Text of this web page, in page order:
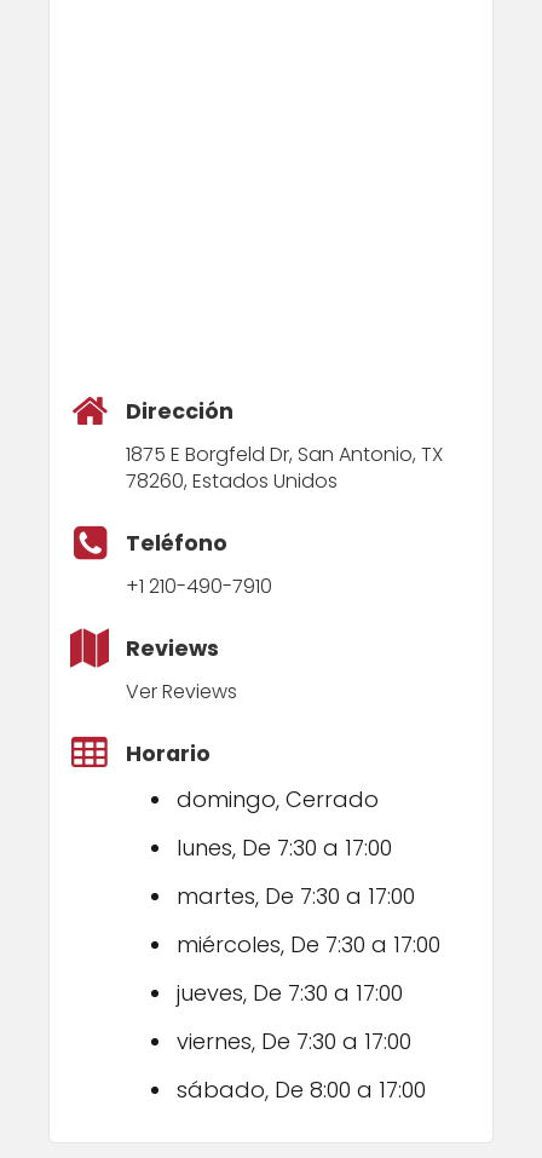
Dirección
1875 E Borgfeld Dr, San Antonio, TX
78260, Estados Unidos
Teléfono
+1 210-490-7910
Reviews
Ver Reviews
Horario
domingo, Cerrado
lunes, De 7:30 a 17:00
martes, De 7:30 a 17:00
miércoles, De 7:30 a 17:00
jueves, De 7:30 a 17:00
viernes, De 7:30 a 17:00
sábado, De 8:00 a 17:00